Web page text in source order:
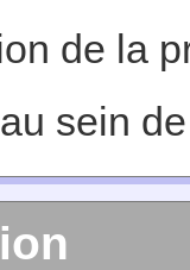
de la
sein